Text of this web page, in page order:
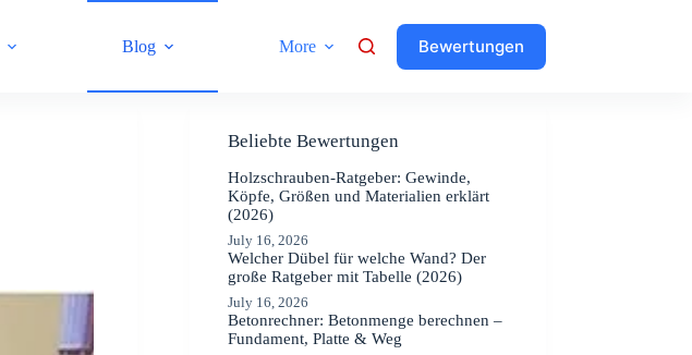
Blog More Bewertungen
Beliebte Bewertungen
Holzschrauben-Ratgeber: Gewinde,
Köpfe, Größen und Materialien erklärt
(2026)
July 16, 2026
Welcher Dübel für welche Wand? Der
große Ratgeber mit Tabelle (2026)
July 16, 2026
Betonrechner: Betonmenge berechnen –
Fundament, Platte & Weg